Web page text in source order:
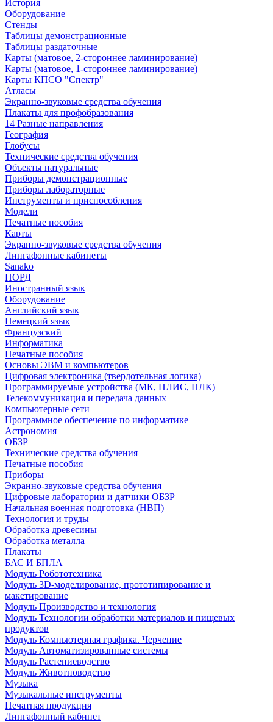
История
Оборудование
Стенды
Таблицы демонстрационные
Таблицы раздаточные
Карты (матовое, 2-стороннее ламинирование)
Карты (матовое, 1-стороннее ламинирование)
Карты КПСО "Спектр"
Атласы
Экранно-звуковые средства обучения
Плакаты для профобразования
14 Разные направления
География
Глобусы
Технические средства обучения
Объекты натуральные
Приборы демонстрационные
Приборы лабораторные
Инструменты и приспособления
Модели
Печатные пособия
Карты
Экранно-звуковые средства обучения
Лингафонные кабинеты
Sanako
НОРД
Иностранный язык
Оборудование
Английский язык
Немецкий язык
Французский
Информатика
Печатные пособия
Основы ЭВМ и компьютеров
Цифровая электроника (твердотельная логика)
Программируемые устройства (МК, ПЛИС, ПЛК)
Телекоммуникация и передача данных
Компьютерные сети
Программное обеспечение по информатике
Астрономия
ОБЗР
Технические средства обучения
Печатные пособия
Приборы
Экранно-звуковые средства обучения
Цифровые лаборатории и датчики ОБЗР
Начальная военная подготовка (НВП)
Технология и труды
Обработка древесины
Обработка металла
Плакаты
БАС И БПЛА
Модуль Робототехника
Модуль 3D-моделирование, прототипирование и
макетирование
Модуль Производство и технология
Модуль Технологии обработки материалов и пищевых
продуктов
Модуль Компьютерная графика. Черчение
Модуль Автоматизированные системы
Модуль Растениеводство
Модуль Животноводство
Музыка
Музыкальные инструменты
Печатная продукция
Лингафонный кабинет